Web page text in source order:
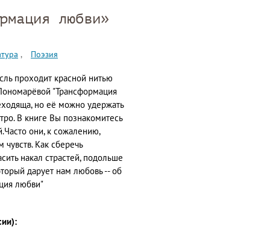
любви»
Поэзия
проходит красной нитью
"Трансформация
но её можно удержать
В книге Вы познакомитесь
они, к сожалению,
Как сберечь
накал страстей, подольше
дарует нам любовь -- об
любви"